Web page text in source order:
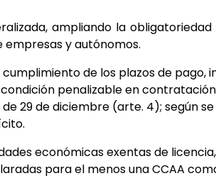
ampliando la
y autónomos.
de los plazos de pago,
penalizable en
29 de diciembre (arte. 4); según
económicas exentas de
para el menos una CCAA